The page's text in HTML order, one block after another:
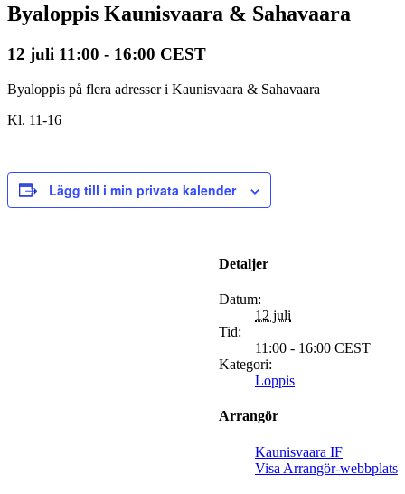
Byaloppis Kaunisvaara & Sahavaara
12 juli 11:00 - 16:00 CEST
Byaloppis på flera adresser i Kaunisvaara & Sahavaara
Kl. 11-16
Lägg till i min privata kalender
Detaljer
Datum:
12 juli
Tid:
11:00 - 16:00 CEST
Kategori:
Loppis
Arrangör
Kaunisvaara IF
Visa Arrangör-webbplats